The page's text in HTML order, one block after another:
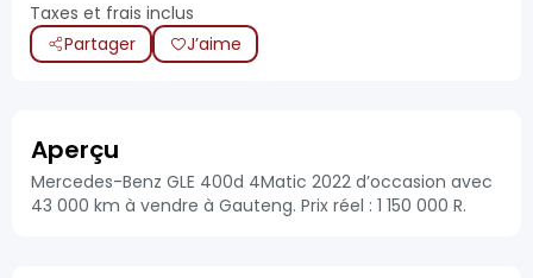
Taxes et frais inclus
Partager
J’aime
Aperçu
Mercedes-Benz GLE 400d 4Matic 2022 d’occasion avec
43 000 km à vendre à Gauteng. Prix réel : 1 150 000 R.